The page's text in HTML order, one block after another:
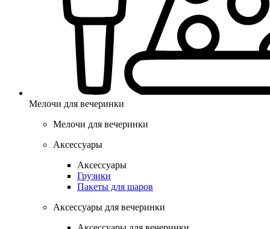
Мелочи для вечеринки
Мелочи для вечеринки
Аксессуары
Аксессуары
Грузики
Пакеты для шаров
Аксессуары для вечеринки